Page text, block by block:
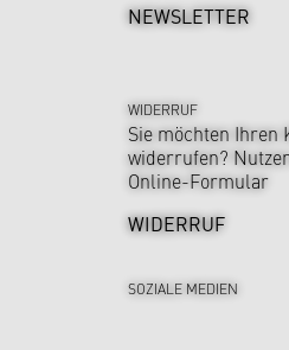
NEWSLETTER
WIDERRUF
Sie möchten Ihren
widerrufen?
Online-Formular
WIDERRUF
SOZIALE MEDIEN